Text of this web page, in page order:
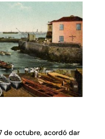
de octubre, acordó dar